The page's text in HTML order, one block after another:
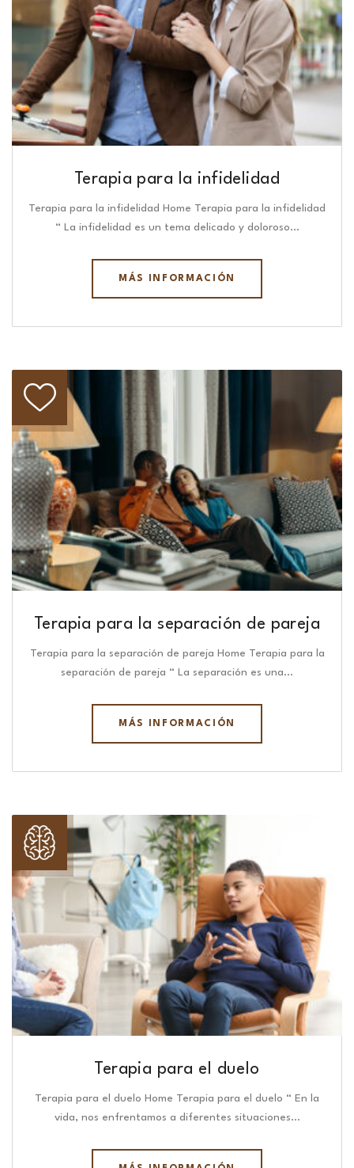
Terapia para la infidelidad
Terapia para la infidelidad Home Terapia para la infidelidad
“ La infidelidad es un tema delicado y doloroso…
MÁS INFORMACIÓN
Terapia para la separación de pareja
Terapia para la separación de pareja Home Terapia para la
separación de pareja “ La separación es una…
MÁS INFORMACIÓN
Terapia para el duelo
Terapia para el duelo Home Terapia para el duelo “ En la
vida, nos enfrentamos a diferentes situaciones…